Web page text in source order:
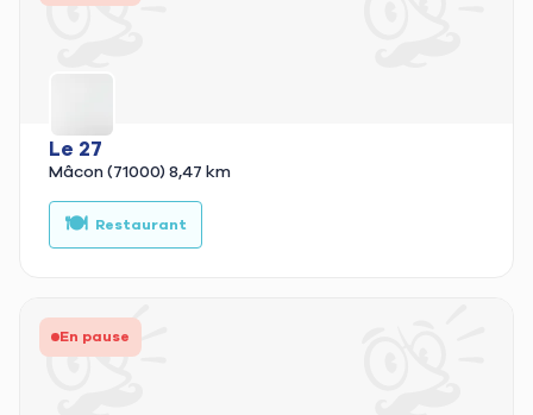
Le 27
Mâcon (71000) 8,47 km
🍽️ Restaurant
En pause